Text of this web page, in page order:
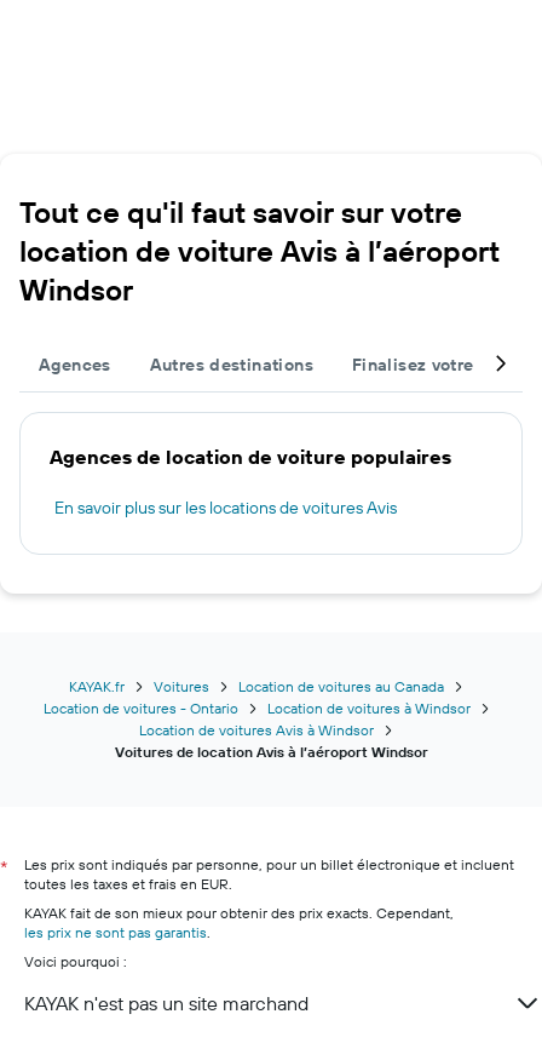
Tout ce qu'il faut savoir sur votre
location de voiture Avis à l’aéroport
Windsor
Agences Autres destinations Finalisez votre voyage
Agences de location de voiture populaires
En savoir plus sur les locations de voitures Avis
KAYAK.fr Voitures
Location de voitures au Canada
Location de voitures - Ontario
Location de voitures à Windsor
Location de voitures Avis à Windsor
Voitures de location Avis à l’aéroport Windsor
*
Les prix sont indiqués par personne, pour un billet électronique et incluent
toutes les taxes et frais en EUR.
KAYAK fait de son mieux pour obtenir des prix exacts. Cependant,
les prix ne sont pas garantis
Voici pourquoi :
KAYAK n'est pas un site marchand